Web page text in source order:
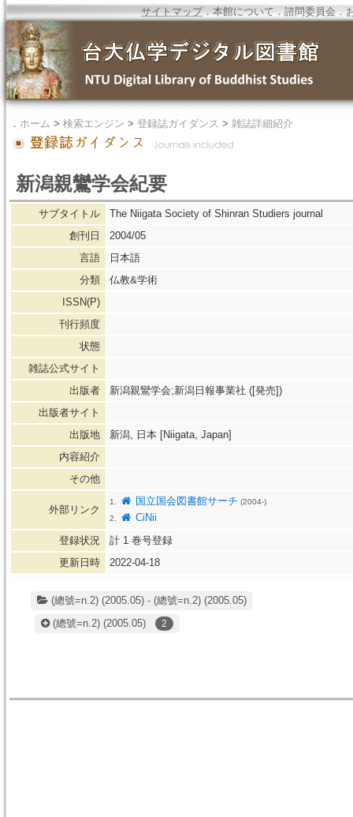
サイトマップ．本館について．諮問委員会．
． ホーム > 検索エンジン > 登録誌ガイダンス > 雑誌詳細紹介
新潟親鸞学会紀要
サブタイトル
The Niigata Society of Shinran Studiers journal
創刊日
2004/05
言語
日本語
分類
仏教&学術
ISSN(P)
刊行頻度
状態
雑誌公式サイト
出版者
新潟親鸞学会;新潟日報事業社 ([発売])
出版者サイト
出版地
新潟, 日本 [Niigata, Japan]
内容紹介
その他
外部リンク
1. 国立国会図書館サーチ (2004-)
2.
CiNii
登録状況
計 1 巻号登録
更新日時
2022-04-18
(總號=n.2) (2005.05) - (總號=n.2) (2005.05)
(總號=n.2) (2005.05) 2